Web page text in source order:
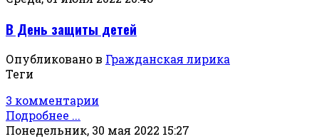
В День защиты детей
Опубликовано в Гражданская лирика
Теги
3 комментарии
Подробнее ...
Понедельник, 30 мая 2022 15:27